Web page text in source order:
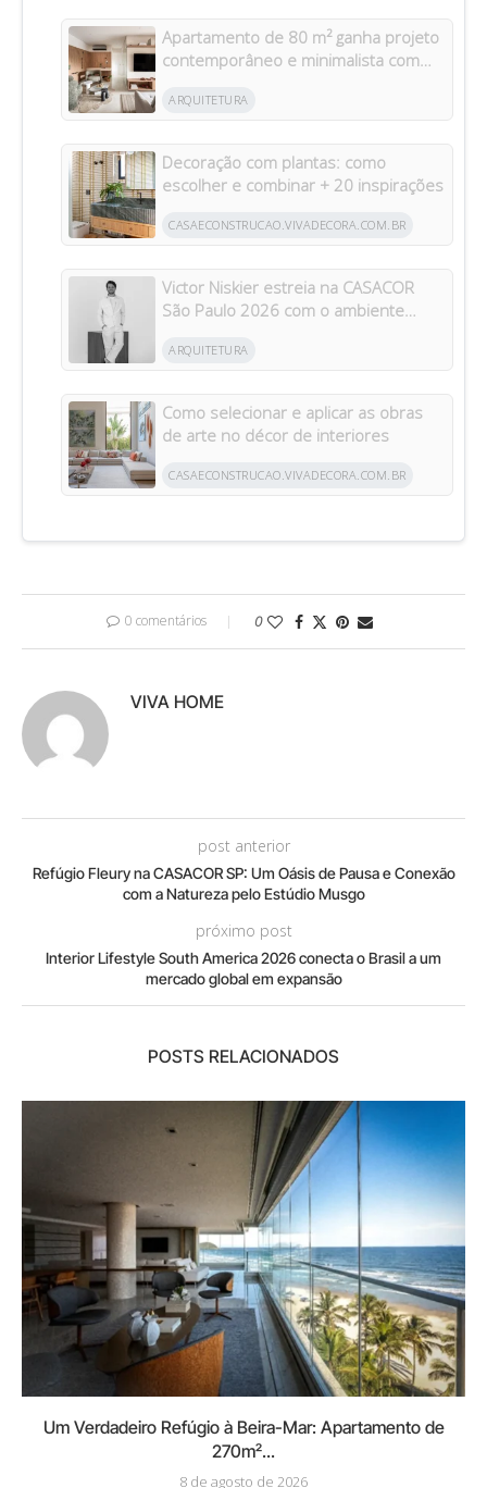
Apartamento de 80 m² ganha projeto
contemporâneo e minimalista com
ARQUITETURA
Decoração com plantas: como
escolher e combinar + 20 inspirações
CASAECONSTRUCAO.VIVADECORA.COM.BR
Victor Niskier estreia na CASACOR
São Paulo 2026 com o ambiente
ARQUITETURA
Como selecionar e aplicar as obras
de arte no décor de interiores
CASAECONSTRUCAO.VIVADECORA.COM.BR
0 comentários 0
VIVA HOME
post anterior
Refúgio Fleury na CASACOR SP: Um Oásis de Pausa e Conexão
com a Natureza pelo Estúdio Musgo
próximo post
Interior Lifestyle South America 2026 conecta o Brasil a um
mercado global em expansão
POSTS RELACIONADOS
Um Verdadeiro Refúgio à Beira-Mar: Apartamento de
270m²...
8 de agosto de 2026